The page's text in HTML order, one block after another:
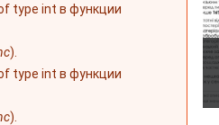
type int в функции
).
type int в функции
).